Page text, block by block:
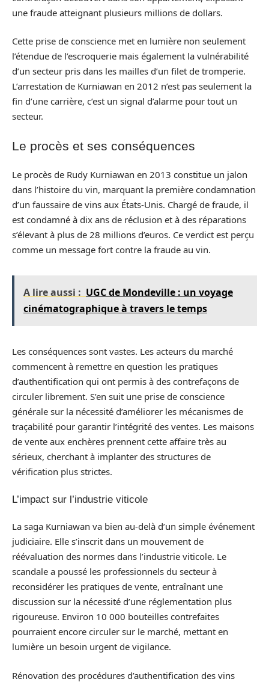
une fraude atteignant plusieurs millions de dollars.
Cette prise de conscience met en lumière non seulement
l’étendue de l’escroquerie mais également la vulnérabilité
d’un secteur pris dans les mailles d’un filet de tromperie.
L’arrestation de Kurniawan en 2012 n’est pas seulement la
fin d’une carrière, c’est un signal d’alarme pour tout un
secteur.
Le procès et ses conséquences
Le procès de Rudy Kurniawan en 2013 constitue un jalon
dans l’histoire du vin, marquant la première condamnation
d’un faussaire de vins aux États-Unis. Chargé de fraude, il
est condamné à dix ans de réclusion et à des réparations
s’élevant à plus de 28 millions d’euros. Ce verdict est perçu
comme un message fort contre la fraude au vin.
A lire aussi : UGC de Mondeville : un voyage
cinématographique à travers le temps
Les conséquences sont vastes. Les acteurs du marché
commencent à remettre en question les pratiques
d’authentification qui ont permis à des contrefaçons de
circuler librement. S’en suit une prise de conscience
générale sur la nécessité d’améliorer les mécanismes de
traçabilité pour garantir l’intégrité des ventes. Les maisons
de vente aux enchères prennent cette affaire très au
sérieux, cherchant à implanter des structures de
vérification plus strictes.
L’impact sur l’industrie viticole
La saga Kurniawan va bien au-delà d’un simple événement
judiciaire. Elle s’inscrit dans un mouvement de
réévaluation des normes dans l’industrie viticole. Le
scandale a poussé les professionnels du secteur à
reconsidérer les pratiques de vente, entraînant une
discussion sur la nécessité d’une réglementation plus
rigoureuse. Environ 10 000 bouteilles contrefaites
pourraient encore circuler sur le marché, mettant en
lumière un besoin urgent de vigilance.
Rénovation des procédures d’authentification des vins